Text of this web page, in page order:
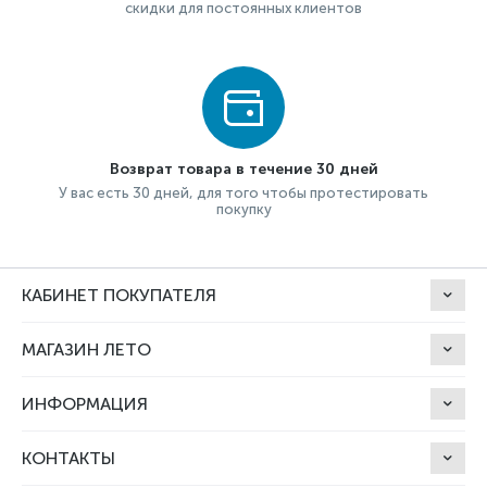
скидки для постоянных клиентов
Возврат товара в течение 30 дней
У вас есть 30 дней, для того чтобы протестировать
покупку
КАБИНЕТ ПОКУПАТЕЛЯ
МАГАЗИН ЛЕТО
ИНФОРМАЦИЯ
КОНТАКТЫ